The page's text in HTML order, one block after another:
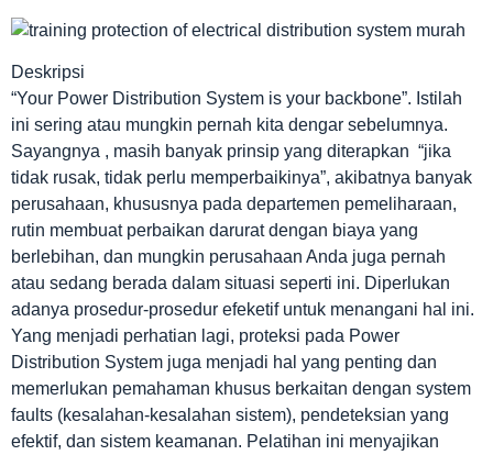
Deskripsi
“Your Power Distribution System is your backbone”. Istilah
ini sering atau mungkin pernah kita dengar sebelumnya.
Sayangnya , masih banyak prinsip yang diterapkan “jika
tidak rusak, tidak perlu memperbaikinya”, akibatnya banyak
perusahaan, khususnya pada departemen pemeliharaan,
rutin membuat perbaikan darurat dengan biaya yang
berlebihan, dan mungkin perusahaan Anda juga pernah
atau sedang berada dalam situasi seperti ini. Diperlukan
adanya prosedur-prosedur efeketif untuk menangani hal ini.
Yang menjadi perhatian lagi, proteksi pada Power
Distribution System juga menjadi hal yang penting dan
memerlukan pemahaman khusus berkaitan dengan system
faults (kesalahan-kesalahan sistem), pendeteksian yang
efektif, dan sistem keamanan. Pelatihan ini menyajikan